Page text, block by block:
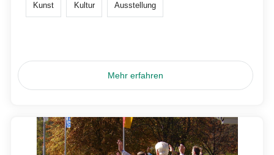
Kunst Kultur Ausstellung
Mehr erfahren